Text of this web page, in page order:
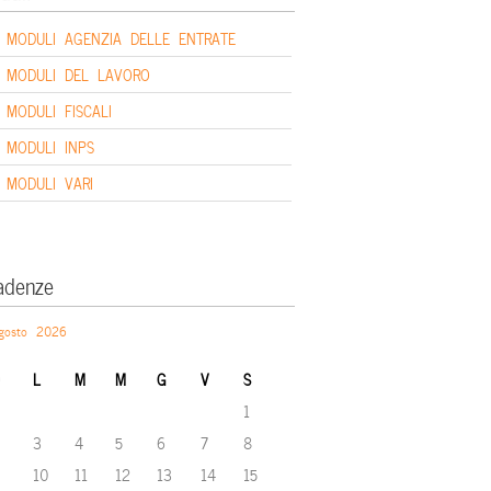
MODULI AGENZIA DELLE ENTRATE
MODULI DEL LAVORO
MODULI FISCALI
MODULI INPS
MODULI VARI
2026
L M M G V S
1
3 4 5 6 7
8
10 11 12 13 14
15